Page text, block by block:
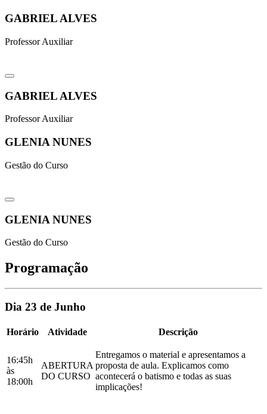
GABRIEL ALVES
Professor Auxiliar
GABRIEL ALVES
Professor Auxiliar
GLENIA NUNES
Gestão do Curso
GLENIA NUNES
Gestão do Curso
Programação
Dia 23 de Junho
Horário Atividade Descrição
16:45h
às
18:00h
ABERTURA
DO CURSO
Entregamos o material e apresentamos a
proposta de aula. Explicamos como
acontecerá o batismo e todas as suas
implicações!